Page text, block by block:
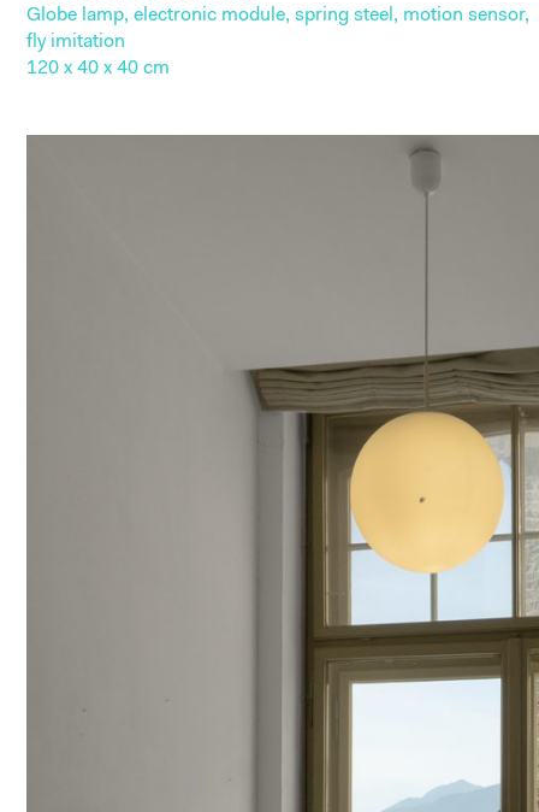
Globe lamp, electronic module, spring steel, motion sensor,
fly imitation
120 x 40 x 40 cm